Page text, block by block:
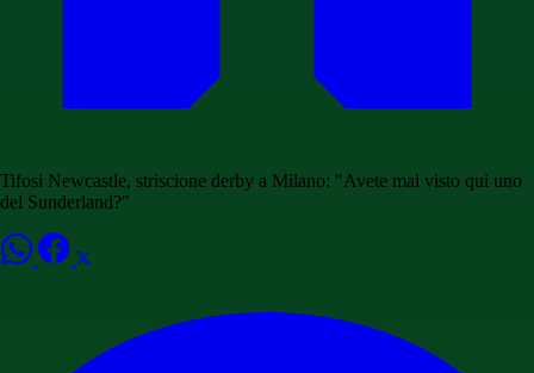
Tifosi Newcastle, striscione derby a Milano: "Avete mai visto qui uno
del Sunderland?"